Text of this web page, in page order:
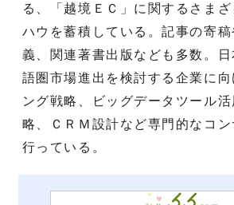
る、「越境ＥＣ」に関するさま
ハウを蓄積している。記事の寄
義、関連著書出版なども多数。
語圏市場進出を検討する企業に向
ング戦略、ビッグデータツール
略、ＣＲＭ設計など専門的なコ
行っている。